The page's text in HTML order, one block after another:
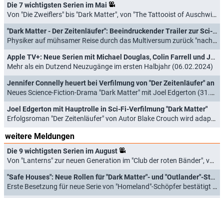
Die 7 wichtigsten Serien im Mai
Von "Die Zweiflers" bis "Dark Matter", von "The Tattooist of Auschwitz" bis "Eric" (30.04.2024)
"Dark Matter - Der Zeitenläufer": Beeindruckender Trailer zur Sci-Fi-Serie mit Joel Edgerton
Physiker auf mühsamer Reise durch das Multiversum zurück "nach Hause" (11.04.2024)
Apple TV+: Neue Serien mit Michael Douglas, Colin Farrell und Joel Edgerton angekündigt
Mehr als ein Dutzend Neuzugänge im ersten Halbjahr (06.02.2024)
Jennifer Connelly heuert bei Verfilmung von "Der Zeitenläufer" an
Neues Science-Fiction-Drama "Dark Matter" mit Joel Edgerton (31.08.2022)
Joel Edgerton mit Hauptrolle in Sci-Fi-Verfilmung "Dark Matter"
Erfolgsroman "Der Zeitenläufer" von Autor Blake Crouch wird adaptiert (31.03.2022)
weitere Meldungen
Die 9 wichtigsten Serien im August
Von "Lanterns" zur neuen Generation im "Club der roten Bänder", von "München Beats" bis "Murder in a Small Town" (31.07.2026)
"Safe Houses": Neue Rollen für "Dark Matter"- und "Outlander"-Stars in Spionagethriller
Erste Besetzung für neue Serie von "Homeland"-Schöpfer bestätigt (23.04.2026)